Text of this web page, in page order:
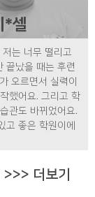
*셀
는 너무 떨리고
끝났을 때는 후련
오르면서 실력이
했어요. 그리고 학
관도 바뀌었어요.
고 좋은 학원이에
>>> 더보기